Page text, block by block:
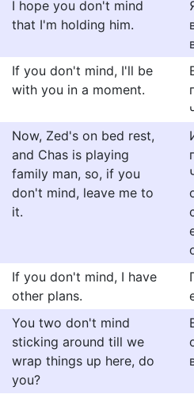
I hope you don't mind
that I'm holding him.
If you don't mind, I'll be
with you in a moment.
Now, Zed's on bed rest,
and Chas is playing
family man, so, if you
don't mind, leave me to
it.
If you don't mind, I have
other plans.
You two don't mind
sticking around till we
wrap things up here, do
you?